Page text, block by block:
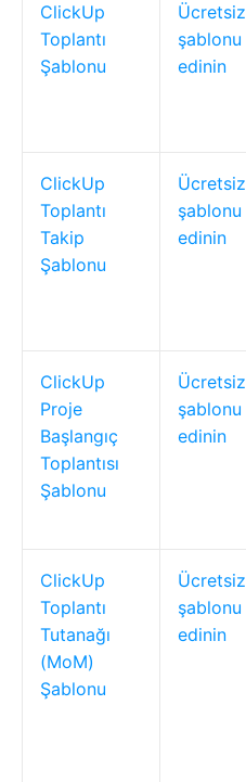
ClickUp
Toplantı
Şablonu
Ücretsiz
şablonu
edinin
ClickUp
Toplantı
Takip
Şablonu
Ücretsiz
şablonu
edinin
ClickUp
Proje
Başlangıç
Toplantısı
Şablonu
Ücretsiz
şablonu
edinin
ClickUp
Toplantı
Tutanağı
(MoM)
Şablonu
Ücretsiz
şablonu
edinin